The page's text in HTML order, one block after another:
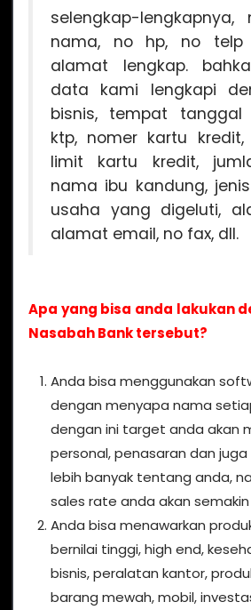
selengkap-
nama, no hp, no telp
alamat lengkap.
data kami lengkapi
bisnis, tempat tanggal
ktp, nomer kartu
limit kartu kredit,
nama ibu kandung,
usaha yang digeluti,
alamat email, no fax, dll.
Apa yang bisa anda lakukan
Nasabah Bank tersebut?
Anda bisa menggunakan
dengan menyapa nama
dengan ini target anda akan
personal, penasaran dan
lebih banyak tentang anda,
sales rate anda akan
Anda bisa menawarkan
bernilai tinggi, high end,
bisnis, peralatan kantor,
barang mewah, mobil,